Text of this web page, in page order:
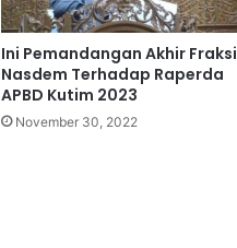
Ini Pemandangan Akhir Fraksi
Nasdem Terhadap Raperda
APBD Kutim 2023
November 30, 2022